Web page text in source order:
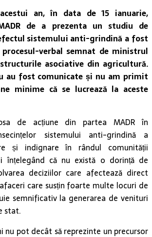
an, în data de 15 ianuarie,
de a prezenta un studiu de
sistemului anti-grindină a fost
verbal semnat de ministrul
asociative din agricultură.
au fost comunicate și nu am primit
minime că se lucrează la aceste
de acțiune din partea MADR în
sistemului anti-grindină a
și indignare în rândul comunității
înțelegând că nu există o dorință de
deciziilor care afectează direct
care susțin foarte multe locuri de
semnificativ la generarea de venituri
stat.
pot decât să reprezinte un precursor